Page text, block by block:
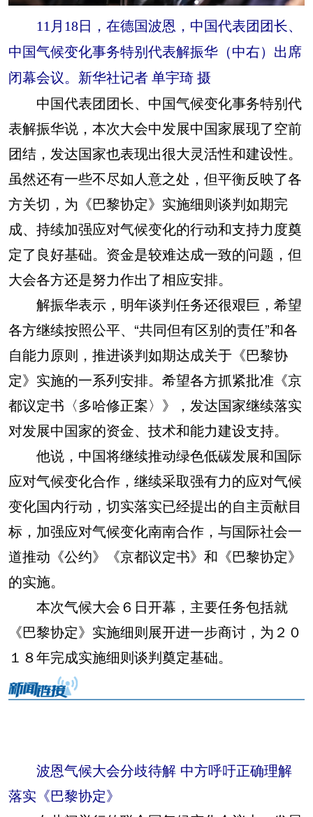
11月18日，在德国波恩，中国代表团团长、
中国气候变化事务特别代表解振华（中右）出席
闭幕会议。新华社记者 单宇琦 摄
中国代表团团长、中国气候变化事务特别代
表解振华说，本次大会中发展中国家展现了空前
团结，发达国家也表现出很大灵活性和建设性。
虽然还有一些不尽如人意之处，但平衡反映了各
方关切，为《巴黎协定》实施细则谈判如期完
成、持续加强应对气候变化的行动和支持力度奠
定了良好基础。资金是较难达成一致的问题，但
大会各方还是努力作出了相应安排。
解振华表示，明年谈判任务还很艰巨，希望
各方继续按照公平、“共同但有区别的责任”和各
自能力原则，推进谈判如期达成关于《巴黎协
定》实施的一系列安排。希望各方抓紧批准《京
都议定书〈多哈修正案〉》，发达国家继续落实
对发展中国家的资金、技术和能力建设支持。
他说，中国将继续推动绿色低碳发展和国际
应对气候变化合作，继续采取强有力的应对气候
变化国内行动，切实落实已经提出的自主贡献目
标，加强应对气候变化南南合作，与国际社会一
道推动《公约》《京都议定书》和《巴黎协定》
的实施。
本次气候大会６日开幕，主要任务包括就
《巴黎协定》实施细则展开进一步商讨，为２０
１８年完成实施细则谈判奠定基础。
波恩气候大会分歧待解 中方呼吁正确理解
落实《巴黎协定》